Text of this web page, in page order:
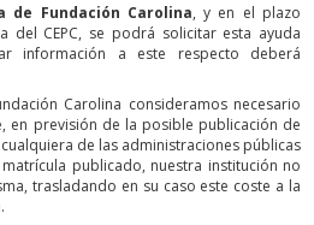
de Fundación Carolina, y en el plazo
del CEPC, se podrá solicitar esta ayuda
información a este respecto deberá
Carolina consideramos necesario
en previsión de la posible publicación de
de las administraciones públicas
publicado, nuestra institución no
trasladando en su caso este coste a la